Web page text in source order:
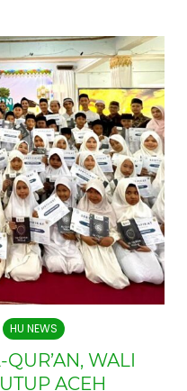
HU NEWS
WALI
ACEH